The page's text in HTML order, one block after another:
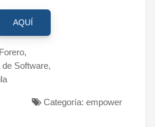
AQUÍ
de Software,
Categoría: empower